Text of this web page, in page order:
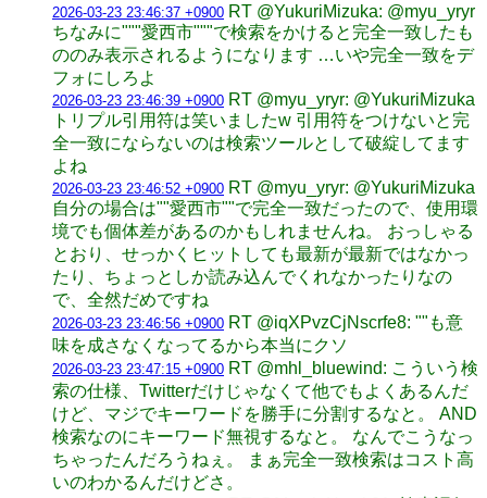
2026-03-23 23:46:37 +0900 RT @YukuriMizuka: @myu_yryr
ちなみに"""愛西市"""で検索をかけると完全一致したも
ののみ表示されるようになります …いや完全一致をデ
フォにしろよ
2026-03-23 23:46:39 +0900 RT @myu_yryr: @YukuriMizuka
トリプル引用符は笑いましたw 引用符をつけないと完
全一致にならないのは検索ツールとして破綻してます
よね
2026-03-23 23:46:52 +0900 RT @myu_yryr: @YukuriMizuka
自分の場合は""愛西市""で完全一致だったので、使用環
境でも個体差があるのかもしれませんね。 おっしゃる
とおり、せっかくヒットしても最新が最新ではなかっ
たり、ちょっとしか読み込んでくれなかったりなの
で、全然だめですね
2026-03-23 23:46:56 +0900 RT @iqXPvzCjNscrfe8: ""も意
味を成さなくなってるから本当にクソ
2026-03-23 23:47:15 +0900 RT @mhl_bluewind: こういう検
索の仕様、Twitterだけじゃなくて他でもよくあるんだ
けど、マジでキーワードを勝手に分割するなと。 AND
検索なのにキーワード無視するなと。 なんでこうなっ
ちゃったんだろうねぇ。 まぁ完全一致検索はコスト高
いのわかるんだけどさ。